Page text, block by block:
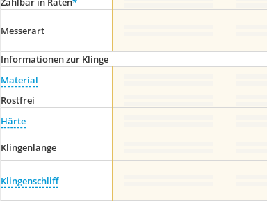
Messerart
Informationen zur Klinge
Material
Rostfrei
Härte
Klingenlänge
Klingenschliff